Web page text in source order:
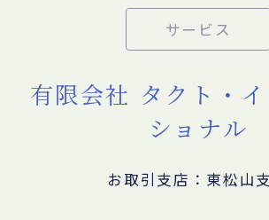
サービス
有限会社 タクト・
ショナル
お取引支店：東松山